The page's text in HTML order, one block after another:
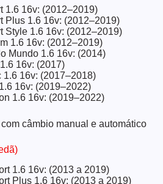
1.6 16v: (2012–2019)
Plus 1.6 16v: (2012–2019)
Style 1.6 16v: (2012–2019)
1.6 16v: (2012–2019)
Mundo 1.6 16v: (2014)
16v: (2017)
1.6 16v: (2017–2018)
16v: (2019–2022)
1.6 16v: (2019–2022)
câmbio manual e automático
1.6 16v: (2013 a 2019)
Plus 1.6 16v: (2013 a 2019)